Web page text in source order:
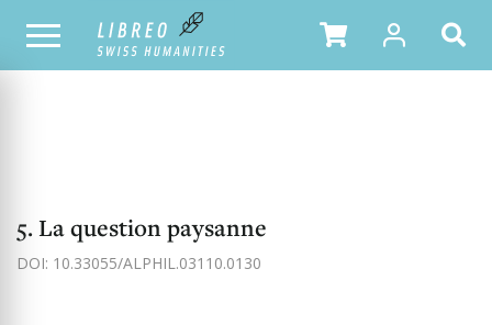
NOTRE CATALOGUE TABLE DES MATIÈRES
5. La question paysanne
DOI: 10.33055/ALPHIL.03110.0130